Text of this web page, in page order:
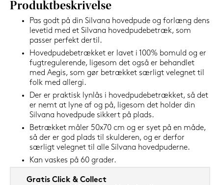
Produktbeskrivelse
Pas godt på din Silvana hovedpude og forlæng dens
levetid med et Silvana hovedpudebetræk, som
passer perfekt dertil.
Hovedpudebetrækket er lavet i 100% bomuld og er
fugtregulerende, ligesom det også er behandlet
med Aegis, som gør betrækket særligt velegnet til
folk med allergi.
Der er praktisk lynlås i hovedpudebetrækket, så det
er nemt at lyne af og på, ligesom det holder din
Silvana hovedpude sikkert på plads.
Betrækket måler 50x70 cm og er syet på en måde,
så der er god plads til skulderen, og er derfor
særligt velegnet til alle Silvana hovedpuderne.
Kan vaskes på 60 grader.
Gratis Click & Collect